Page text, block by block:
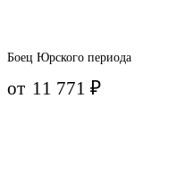
Боец Юрского периода
от 11 771₽